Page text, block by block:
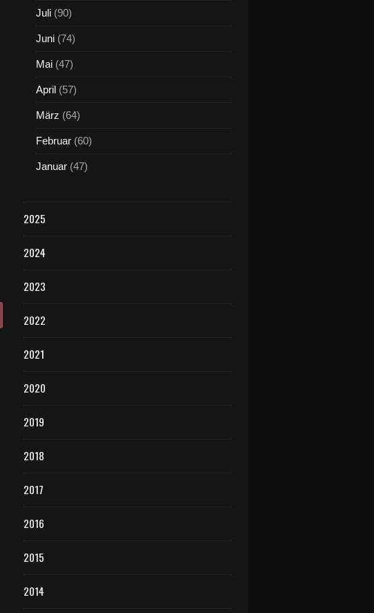
Juli (90)
Juni (74)
Mai (47)
April (57)
März (64)
Februar (60)
Januar (47)
2025
2024
2023
2022
2021
2020
2019
2018
2017
2016
2015
2014